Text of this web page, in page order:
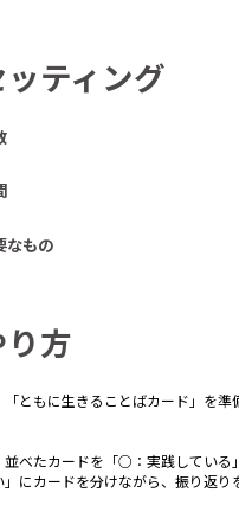
ティング
なもの
方
ともに生きることばカード」を準
べたカードを「○：実践してい
にカードを分けながら、振り返り